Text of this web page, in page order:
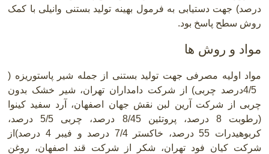
درصد) جهت دستیابی به فرمول بهینه تولید بستنی وانیلی با کمک
روش سطح پاسخ بود.
مواد و روش ها
مواد اولیه مصرفی جهت تولید بستنی از جمله شیر پاستوریزه )
4/5درصد چربی) از شرکت دامداران تهران، شیر خشک بدون
چربی از شرکت آرین لبن نقش جهان اصفهان، آرد سفید کینوا
(رطوبت 8 درصد، پروتئین 8/45 درصد، چربی 5/5 درصد،
کربوهیدرات 55 درصد، خاکستر 7/4 درصد و فیبر 4 درصد)از
شرکت کیان فود تهران، شکر از شرکت قند اصفهان، روغن